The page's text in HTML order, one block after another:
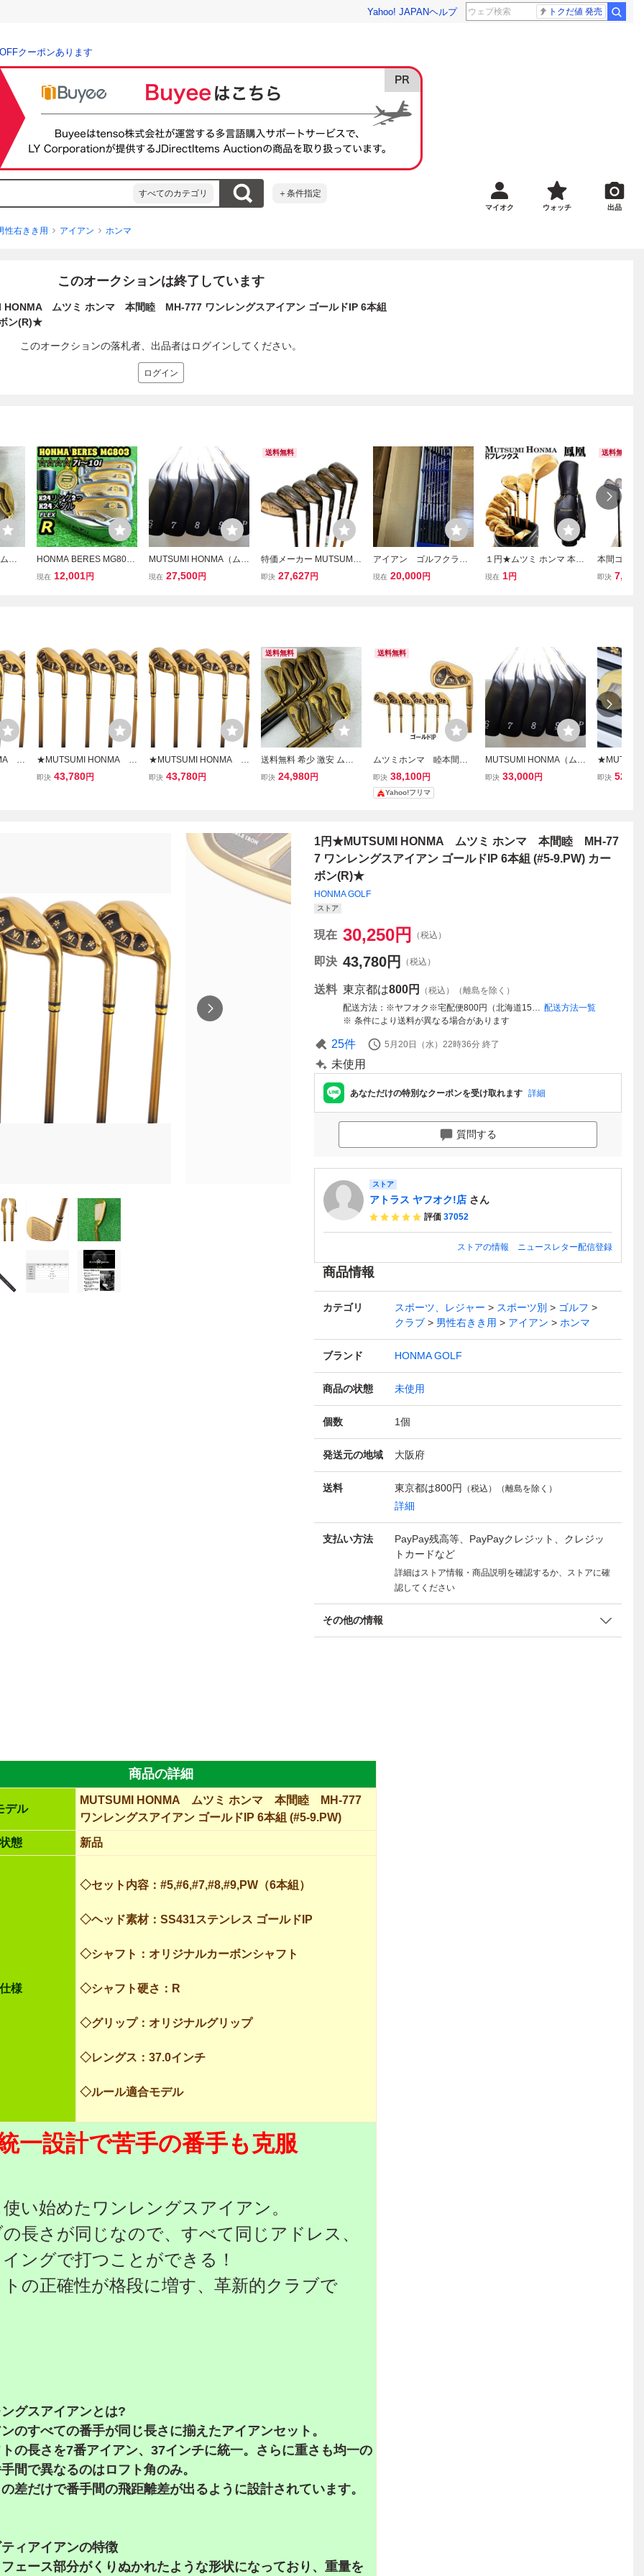
Yahoo! JAPANヘルプ トクだ値 発売
クーポンあります
すべてのカテゴリ ＋条件指定
マイオク ウォッチ 出品
性右きき用 アイアン ホンマ
このオークションは終了しています
ムツミ ホンマ 本間睦 MH-777 ワンレングスアイアン ゴールドIP 6本組
ン(R)★
このオークションの落札者、出品者はログインしてください。
ログイン
ツ
HONMA BERES MG803
4Sグレード K24リング 2
現在 12,001円
MUTSUMI HONMA（ムツ
ミホンマ）フルチタンア
現在 27,500円
送料無料
特価メーカー MUTSUMI
HONMA MH500X2 6S ア
即決 27,627円
アイアン ゴルフクラ
ブ HONMA ホンマ LB73
現在 20,000円
１円★ムツミ ホンマ 本間
睦 MX488X 鳳凰 フルセッ
現在 1円
送料無料
本間ゴルフ
宝 10S ア
即決 7,489
ム
★MUTSUMI HONMA ム
ツミ ホンマ 本間睦 M
即決 43,780円
★MUTSUMI HONMA ム
ツミ ホンマ 本間睦 M
即決 43,780円
送料無料
送料無料 希少 激安 ムツ
ミホンマ MH-608 鳳凰 ア
即決 24,980円
送料無料
ムツミホンマ 睦本間MH
-777 ワンレングスアイ
アン ゴールドカラー ア
イアンセット(#5～9.PW)
即決 38,100円
Yahoo!フリマ
MUTSUMI HONMA（ムツ
ミホンマ）フルチタンア
即決 33,000円
ツミ ホン
即決
1円★MUTSUMI HONMA ムツミ ホンマ 本間睦 MH-77
7 ワンレングスアイアン ゴールドIP 6本組 (#5-9.PW) カー
ボン(R)★
HONMA GOLF
ストア
現在 30,250円 （税込）
即決 43,780円 （税込）
送料 東京都は800円
（税込）（離島を除く）
配送方法
※ヤフオク※宅配便800円（北海道1500円、沖縄県3000円） 配送方法一覧
条件により送料が異なる場合があります
25件 5月20日（水）22時36分 終了
未使用
あなただけの特別なクーポンを受け取れます 詳細
質問する
ストア
アトラス ヤフオク!店 さん
評価 37052
ストアの情報 ニュースレター配信登録
商品情報
カテゴリ スポーツ、レジャー スポーツ別
ゴルフ
クラブ
男性右きき用 アイアン ホンマ
ブランド HONMA GOLF
商品の状態 未使用
個数 1個
発送元の地域 大阪府
送料 東京都は800円 （税込）（離島を除く）
詳細
支払い方法
PayPay残高等、PayPayクレジット、クレジッ
トカードなど
詳細はストア情報・商品説明を確認するか、ストアに確
認してください
その他の情報